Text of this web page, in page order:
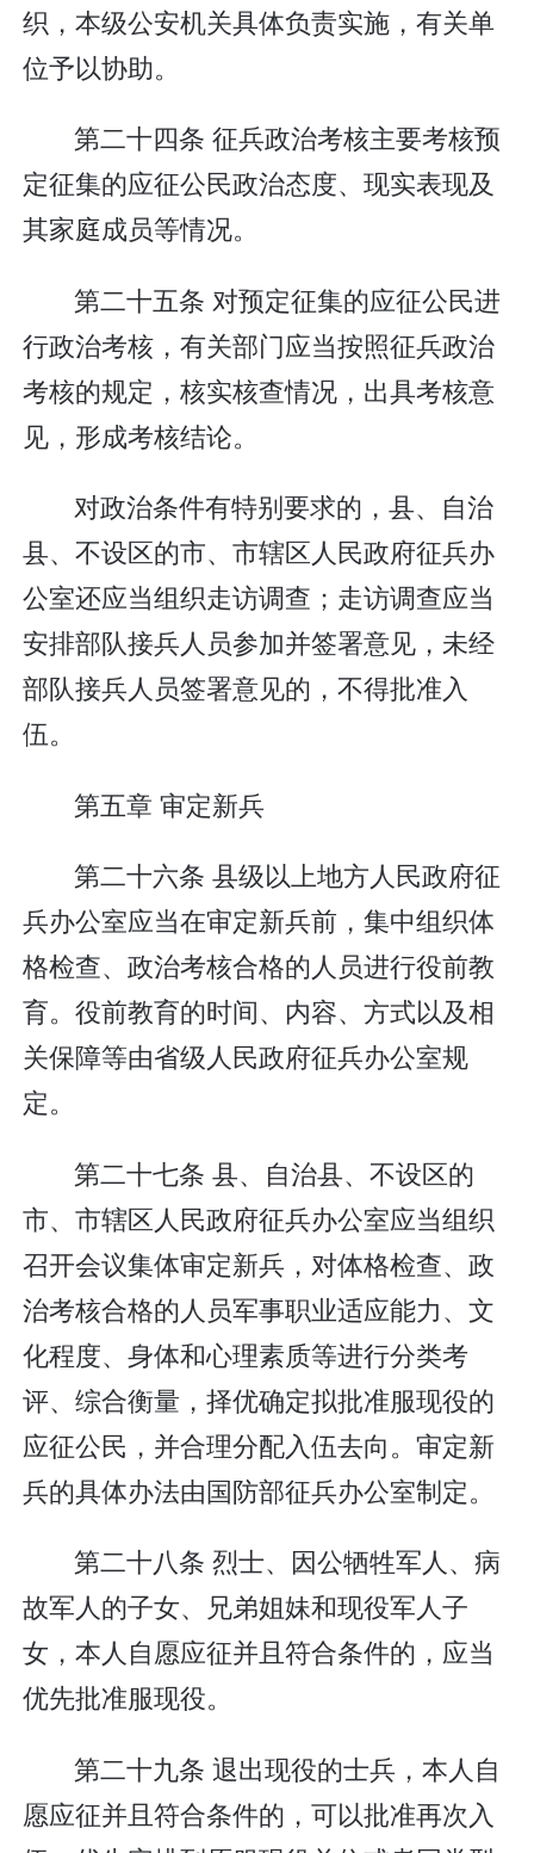
织，本级公安机关具体负责实施，有关单
位予以协助。
第二十四条 征兵政治考核主要考核预
定征集的应征公民政治态度、现实表现及
其家庭成员等情况。
第二十五条 对预定征集的应征公民进
行政治考核，有关部门应当按照征兵政治
考核的规定，核实核查情况，出具考核意
见，形成考核结论。
对政治条件有特别要求的，县、自治
县、不设区的市、市辖区人民政府征兵办
公室还应当组织走访调查；走访调查应当
安排部队接兵人员参加并签署意见，未经
部队接兵人员签署意见的，不得批准入
伍。
第五章 审定新兵
第二十六条 县级以上地方人民政府征
兵办公室应当在审定新兵前，集中组织体
格检查、政治考核合格的人员进行役前教
育。役前教育的时间、内容、方式以及相
关保障等由省级人民政府征兵办公室规
定。
第二十七条 县、自治县、不设区的
市、市辖区人民政府征兵办公室应当组织
召开会议集体审定新兵，对体格检查、政
治考核合格的人员军事职业适应能力、文
化程度、身体和心理素质等进行分类考
评、综合衡量，择优确定拟批准服现役的
应征公民，并合理分配入伍去向。审定新
兵的具体办法由国防部征兵办公室制定。
第二十八条 烈士、因公牺牲军人、病
故军人的子女、兄弟姐妹和现役军人子
女，本人自愿应征并且符合条件的，应当
优先批准服现役。
第二十九条 退出现役的士兵，本人自
愿应征并且符合条件的，可以批准再次入